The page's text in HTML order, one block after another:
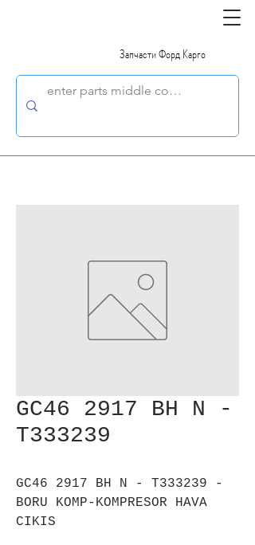
Запчасти Форд Карго
GC46 2917 BH N -
T333239
GC46 2917 BH N - T333239 -
BORU KOMP-KOMPRESOR HAVA
CIKIS